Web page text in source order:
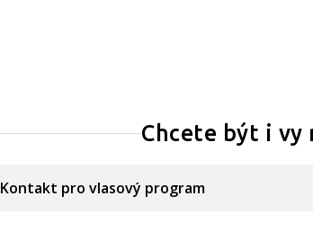
Chcete být i vy
Kontakt pro vlasový program